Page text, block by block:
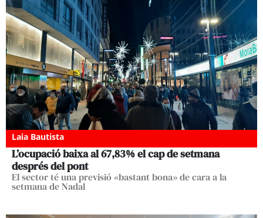
Laia Bautista
L’ocupació baixa al 67,83% el cap de setmana
després del pont
El sector té una previsió «bastant bona» de cara a la
setmana de Nadal